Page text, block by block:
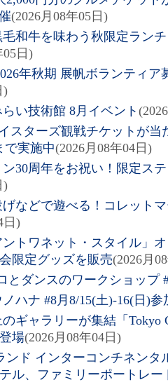
(2026月08年05日)
和牛を味わう秋限定ラン
05日)
年秋期 展帆ボランティア
)
い技術館 8月イベント
スターズ観戦チケットが
で実施中(2026月08年04日)
30周年をお祝い！限定ス
)
などで遊べる！コレット
日)
ントワネット・スタイル」
限定グッズを販売(2026月
とダンスのワークショップ
ハナ #8月8/15(土)-16(日)参
ギャラリーが集結「Tokyo
場(2026月08年04日)
ンド インターコンチネンタ
ル、ファミリーポートレー